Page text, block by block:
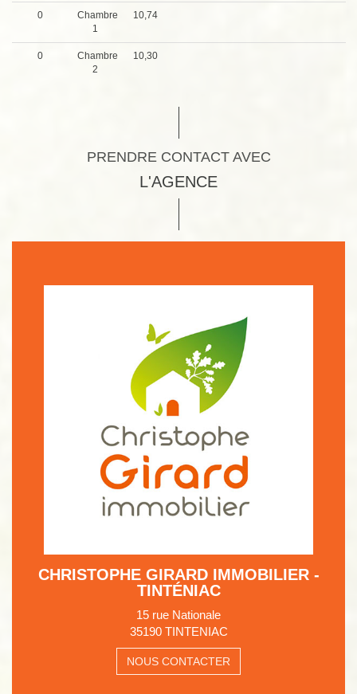
0
Chambre
1
10,74
0
Chambre
2
10,30
PRENDRE CONTACT AVEC
L'AGENCE
CHRISTOPHE GIRARD IMMOBILIER -
TINTÉNIAC
15 rue Nationale
35190 TINTENIAC
NOUS CONTACTER